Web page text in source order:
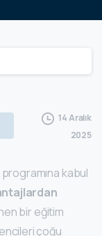
14 Aralık
2025
kabul
bir eğitim
çoğu